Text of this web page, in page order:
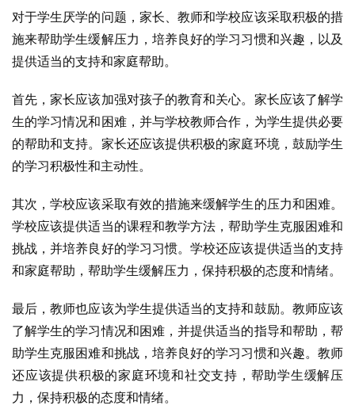
对于学生厌学的问题，家长、教师和学校应该采取积极的措
施来帮助学生缓解压力，培养良好的学习习惯和兴趣，以及
提供适当的支持和家庭帮助。
首先，家长应该加强对孩子的教育和关心。家长应该了解学
生的学习情况和困难，并与学校教师合作，为学生提供必要
的帮助和支持。家长还应该提供积极的家庭环境，鼓励学生
的学习积极性和主动性。
其次，学校应该采取有效的措施来缓解学生的压力和困难。
学校应该提供适当的课程和教学方法，帮助学生克服困难和
挑战，并培养良好的学习习惯。学校还应该提供适当的支持
和家庭帮助，帮助学生缓解压力，保持积极的态度和情绪。
最后，教师也应该为学生提供适当的支持和鼓励。教师应该
了解学生的学习情况和困难，并提供适当的指导和帮助，帮
助学生克服困难和挑战，培养良好的学习习惯和兴趣。教师
还应该提供积极的家庭环境和社交支持，帮助学生缓解压
力，保持积极的态度和情绪。